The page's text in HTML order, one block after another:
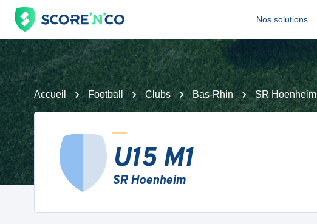
Nos solutions
Accueil Football Clubs Bas-Rhin SR Hoenheim
U15 M1
SR Hoenheim